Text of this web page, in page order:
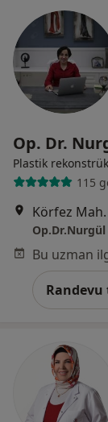
Op. Dr.
Plastik
115